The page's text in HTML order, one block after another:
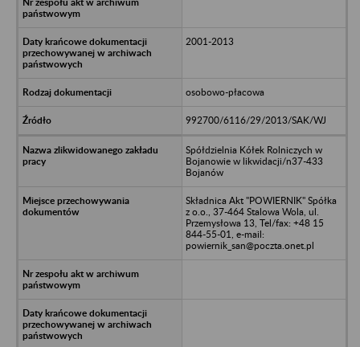
2001-2013
osobowo-płacowa
992700/6116/29/2013/SAK/WJ
Spółdzielnia Kółek Rolniczych w
Bojanowie w likwidacji/n37-433
Bojanów
Składnica Akt "POWIERNIK" Spółka
z o.o., 37-464 Stalowa Wola, ul.
Przemysłowa 13, Tel/fax: +48 15
844-55-01, e-mail:
powiernik_san@poczta.onet.pl